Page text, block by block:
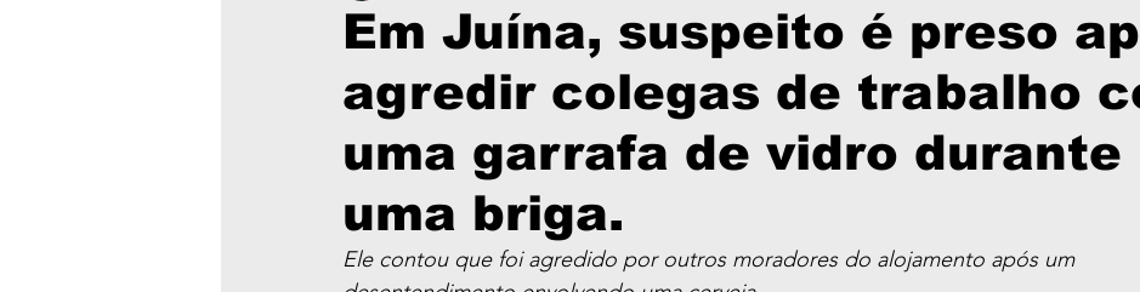
Em Juína, suspeito é preso
agredir colegas de trabalho
uma garrafa de vidro durante
uma briga.
Ele contou que foi agredido por outros moradores do alojamento após um